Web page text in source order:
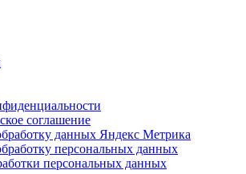
соглашение
данных Яндекс Метрика
персональных данных
персональных данных